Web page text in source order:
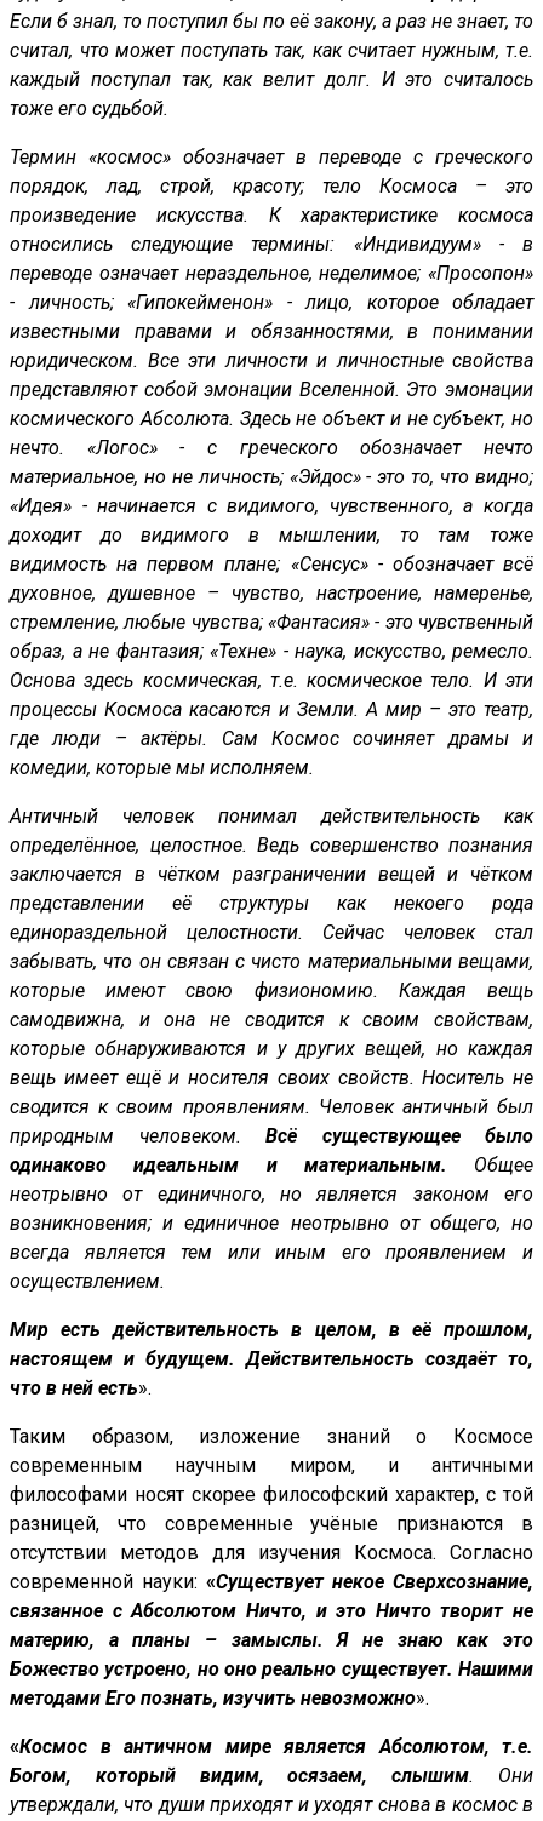
Если б знал, то поступил бы по её закону, а раз не знает, то
считал, что может поступать так, как считает нужным, т.е.
каждый поступал так, как велит долг. И это считалось
тоже его судьбой.
Термин «космос» обозначает в переводе с греческого
порядок, лад, строй, красоту; тело Космоса – это
произведение искусства. К характеристике космоса
относились следующие термины: «Индивидуум» - в
переводе означает нераздельное, неделимое; «Просопон»
- личность; «Гипокейменон» - лицо, которое обладает
известными правами и обязанностями, в понимании
юридическом. Все эти личности и личностные свойства
представляют собой эмонации Вселенной. Это эмонации
космического Абсолюта. Здесь не объект и не субъект, но
нечто. «Логос» - с греческого обозначает нечто
материальное, но не личность; «Эйдос» - это то, что видно;
«Идея» - начинается с видимого, чувственного, а когда
доходит до видимого в мышлении, то там тоже
видимость на первом плане; «Сенсус» - обозначает всё
духовное, душевное – чувство, настроение, намеренье,
стремление, любые чувства; «Фантасия» - это чувственный
образ, а не фантазия; «Техне» - наука, искусство, ремесло.
Основа здесь космическая, т.е. космическое тело. И эти
процессы Космоса касаются и Земли. А мир – это театр,
где люди – актёры. Сам Космос сочиняет драмы и
комедии, которые мы исполняем.
Античный человек понимал действительность как
определённое, целостное. Ведь совершенство познания
заключается в чётком разграничении вещей и чётком
представлении её структуры как некоего рода
единораздельной целостности. Сейчас человек стал
забывать, что он связан с чисто материальными вещами,
которые имеют свою физиономию. Каждая вещь
самодвижна, и она не сводится к своим свойствам,
которые обнаруживаются и у других вещей, но каждая
вещь имеет ещё и носителя своих свойств. Носитель не
сводится к своим проявлениям. Человек античный был
природным человеком. Всё существующее было
одинаково идеальным и материальным. Общее
неотрывно от единичного, но является законом его
возникновения; и единичное неотрывно от общего, но
всегда является тем или иным его проявлением и
осуществлением.
Мир есть действительность в целом, в её прошлом,
настоящем и будущем. Действительность создаёт то,
что в ней есть».
Таким образом, изложение знаний о Космосе
современным научным миром, и античными
философами носят скорее философский характер, с той
разницей, что современные учёные признаются в
отсутствии методов для изучения Космоса. Согласно
современной науки: «Существует некое Сверхсознание,
связанное с Абсолютом Ничто, и это Ничто творит не
материю, а планы – замыслы. Я не знаю как это
Божество устроено, но оно реально существует. Нашими
методами Его познать, изучить невозможно».
«Космос в античном мире является Абсолютом, т.е.
Богом, который видим, осязаем, слышим. Они
утверждали, что души приходят и уходят снова в космос в